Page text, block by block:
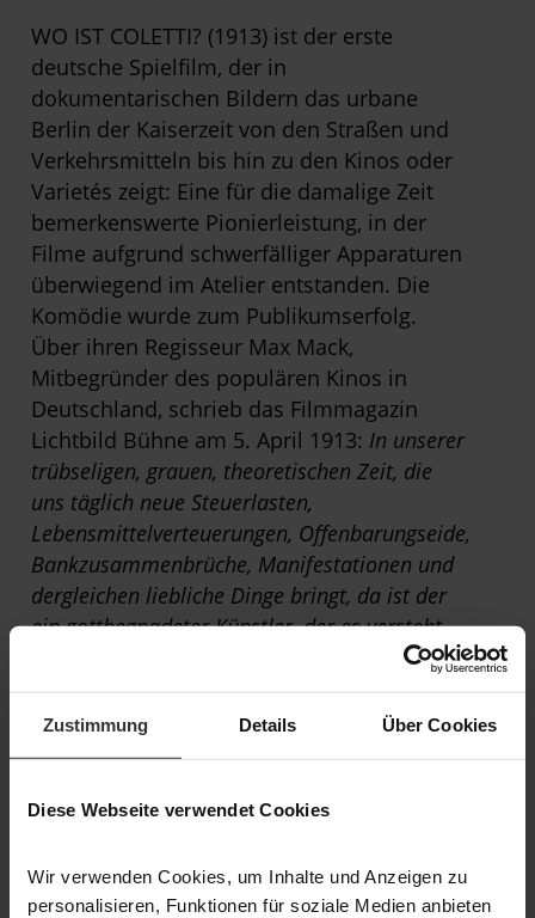
Zustimmung Details Über Cookies
Diese Webseite verwendet Cookies
Wir verwenden Cookies, um Inhalte und Anzeigen zu
personalisieren, Funktionen für soziale Medien anbieten
WO IST COLETTI? (1913) ist der erste
deutsche Spielfilm, der in
dokumentarischen Bildern das urbane
Berlin der Kaiserzeit von den Straßen und
Verkehrsmitteln bis hin zu den Kinos oder
Varietés zeigt: Eine für die damalige Zeit
bemerkenswerte Pionierleistung, in der
Filme aufgrund schwerfälliger Apparaturen
überwiegend im Atelier entstanden. Die
Komödie wurde zum Publikumserfolg.
Über ihren Regisseur Max Mack,
Mitbegründer des populären Kinos in
Deutschland, schrieb das Filmmagazin
Lichtbild Bühne am 5. April 1913: In unserer
trübseligen, grauen, theoretischen Zeit, die
uns täglich neue Steuerlasten,
Lebensmittelverteuerungen, Offenbarungseide,
Bankzusammenbrüche, Manifestationen und
dergleichen liebliche Dinge bringt, da ist der
ein gottbegnadeter Künstler, der es versteht,
wegzuscheuchen.